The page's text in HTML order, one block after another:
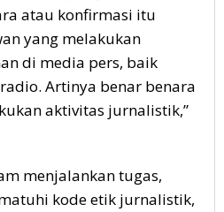
atau konfirmasi itu
yang melakukan
di media pers, baik
Artinya benar benara
aktivitas jurnalistik,”
menjalankan tugas,
kode etik jurnalistik,